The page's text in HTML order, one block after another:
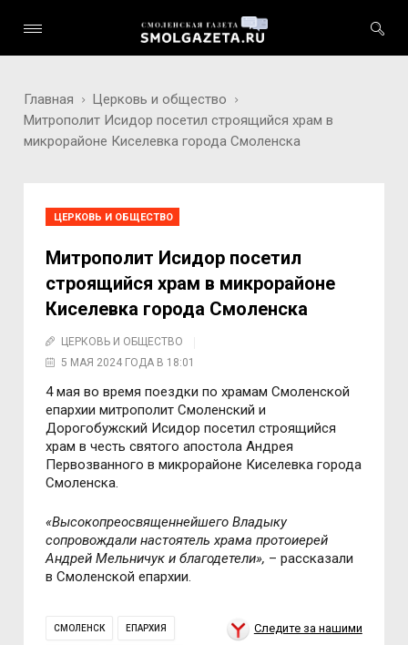
Главная
Церковь и общество
Митрополит Исидор посетил строящийся храм в
микрорайоне Киселевка города Смоленска
ЦЕРКОВЬ И ОБЩЕСТВО
Митрополит Исидор посетил
строящийся храм в микрорайоне
Киселевка города Смоленска
ЦЕРКОВЬ И ОБЩЕСТВО
5 МАЯ 2024 ГОДА В 18:01
4 мая во время поездки по храмам Смоленской
епархии митрополит Смоленский и
Дорогобужский Исидор посетил строящийся
храм в честь святого апостола Андрея
Первозванного в микрорайоне Киселевка города
Смоленска.
«Высокопреосвященнейшего Владыку
сопровождали настоятель храма протоиерей
Андрей Мельничук и благодетели», – рассказали
в Смоленской епархии.
СМОЛЕНСК ЕПАРХИЯ
Следите за нашими